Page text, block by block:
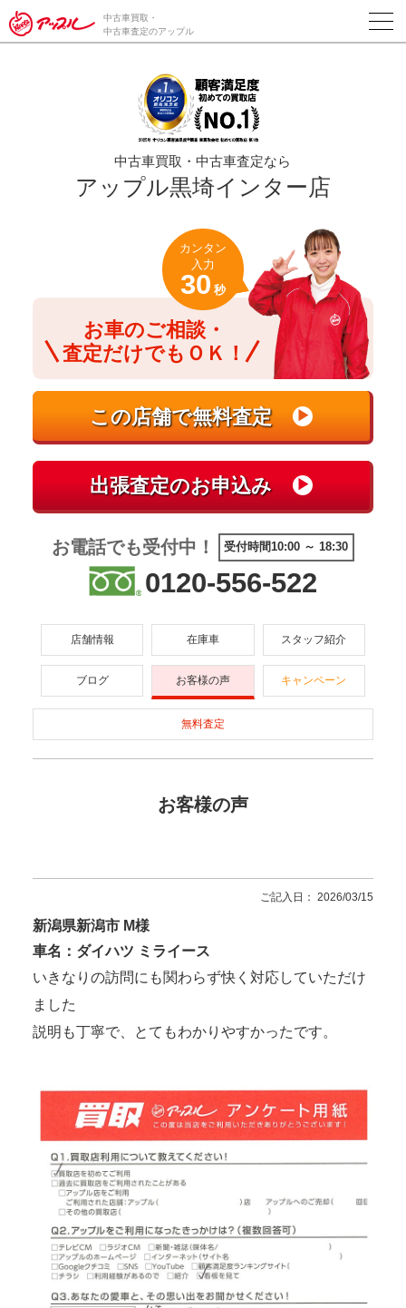
/*ABテスト_新規査定フォームの為のCVボタン*/
中古車買取・
中古車査定のアップル
中古車買取・中古車査定なら
アップル黒埼インター店
お車のご相談・
査定だけでもＯＫ！
カンタン
入力
30 秒
お電話でも受付中！ 受付時間10:00 ～ 18:30
0120-556-522
店舗情報 在庫車 スタッフ紹介
ブログ お客様の声 キャンペーン
無料査定
お客様の声
ご記入日： 2026/03/15
新潟県新潟市 M様
車名：ダイハツ ミライース
いきなりの訪問にも関わらず快く対応していただけ
ました
説明も丁寧で、とてもわかりやすかったです。